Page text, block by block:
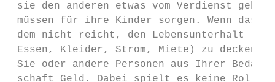
sie den anderen etwas vom Verdienst
müssen für ihre Kinder sorgen. Wenn das
dem nicht reicht, den Lebensunterhalt
Essen, Kleider, Strom, Miete) zu decken,
Sie oder andere Personen aus Ihrer
schaft Geld. Dabei spielt es keine Rolle,